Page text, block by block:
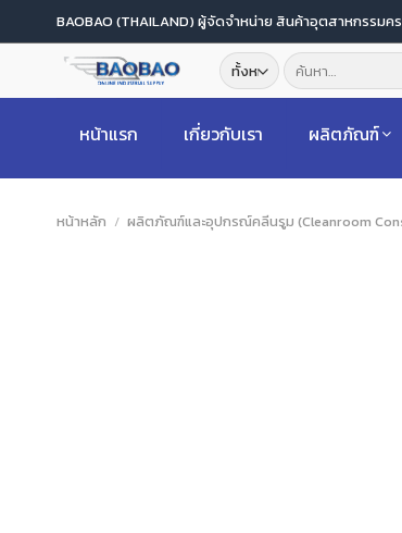
ไป
เนื้อหา
BAOBAO (THAILAND) ผู้จัดจำหน่าย สินค้าอุตสาหกรร
ค้นหา:
หน้าแรก เกี่ยวกับเรา ผลิตภัณฑ์
หน้าหลัก / ผลิตภัณฑ์และอุปกรณ์คลีนรูม (Cleanroom